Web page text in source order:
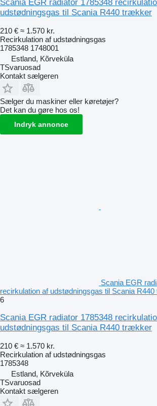
Scania EGR radiator 1785348
udstødningsgas til Scania R440 trækker
210 € ≈ 1.570 kr.
Recirkulation af udstødningsgas
1785348 1748001
Estland, Kõrveküla
TSvaruosad
Kontakt sælgeren
Sælger du maskiner eller køretøjer?
Det kan du gøre hos os!
Indryk annonce
Scania EGR
recirkulation af udstødningsgas til Scania
6
Scania EGR radiator 1785348
udstødningsgas til Scania R440 trækker
210 € ≈ 1.570 kr.
Recirkulation af udstødningsgas
1785348
Estland, Kõrveküla
TSvaruosad
Kontakt sælgeren